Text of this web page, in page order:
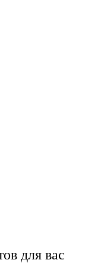
для вас